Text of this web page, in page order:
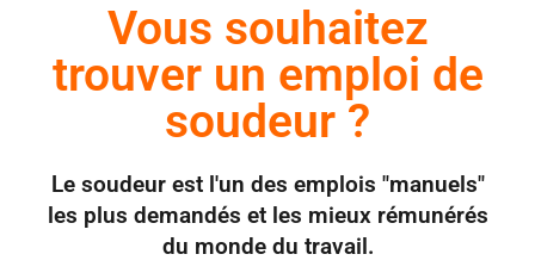
Vous souhaitez
trouver un emploi de
soudeur ?
Le soudeur est l'un des emplois "manuels"
les plus demandés et les mieux rémunérés
du monde du travail.